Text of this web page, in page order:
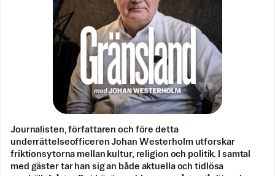
Journalisten, författaren och före detta
underrättelseofficeren Johan Westerholm utforskar
friktionsytorna mellan kultur, religion och politik. I samtal
med gäster tar han sig an både aktuella och tidlösa